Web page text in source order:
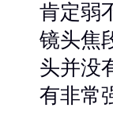
肯定弱
镜头焦
头并没
有非常